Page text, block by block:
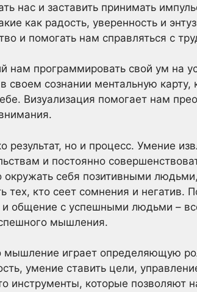
нас и заставить принимать
как радость, уверенность и
и помогать нам справляться с
программировать свой ум на
сознании ментальную карту,
Визуализация помогает нам
но и процесс. Умение
и постоянно
себя позитивными
кто сеет сомнения и негатив.
общение с успешными людьми –
мышления.
мышление играет определяющую
умение ставить цели,
инструменты, которые позволяют